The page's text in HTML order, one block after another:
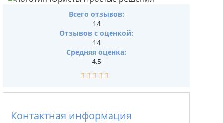
Контактная информация
Всего отзывов:
14
Отзывов с оценкой:
14
Средняя оценка:
4,5